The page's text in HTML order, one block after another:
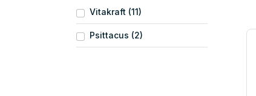
Vitakraft (11)
Psittacus (2)